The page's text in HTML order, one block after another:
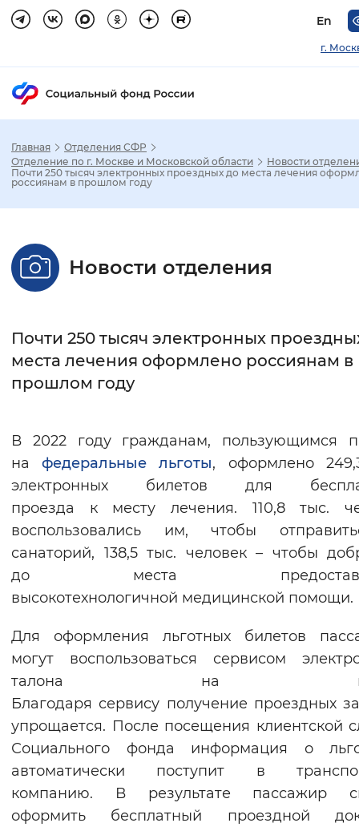
En
г.
Стандартный Увеличенный
Без засечек С засечками
Интервал между буквами
Цвет сайта
Монохромный Инверсивный
Синий фон
Изображения
Включены Выключены
Звуковой ассистент
Воспроизвести Остановить
Вернуть стандартные настройки
Главная
Отделения СФР
Отделение по г. Москве и Московской области
Новости
Почти 250 тысяч электронных проездных до места лечения
россиянам в прошлом году
Новости отделения
Почти 250 тысяч электронных
места лечения оформлено россиянам в
прошлом году
В 2022 году гражданам, пользующимся
нафедеральные льготы, оформлено
электронных билетов для
проезда к месту лечения. 110,8 тыс.
воспользовались им, чтобы
санаторий, 138,5 тыс. человек – чтобы
до места
высокотехнологичной медицинской помощи.
Для оформления льготных билетов
могут воспользоваться сервисом
талона на
Благодаря сервису получение проездных
упрощается. После посещения клиентской
Социального фонда информация о
автоматически поступит в
компанию. В результате пассажир
оформить бесплатный проездной